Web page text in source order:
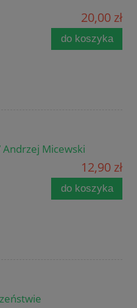
20,00 zł
do koszyka
Micewski
12,90 zł
do koszyka